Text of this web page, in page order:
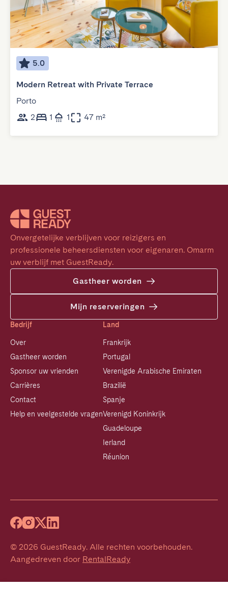
5.0
Modern Retreat with Private Terrace
Porto
2
1 1 47 m²
Onvergetelijke verblijven voor reizigers en
professionele beheersdiensten voor eigenaren. Omarm
uw verblijf met GuestReady.
Gastheer worden
Mijn reserveringen
Bedrijf
Over
Gastheer worden
Sponsor uw vrienden
Carrières
Contact
Help en veelgestelde vragen
Land
Frankrijk
Portugal
Verenigde Arabische Emiraten
Brazilië
Spanje
Verenigd Koninkrijk
Guadeloupe
Ierland
Réunion
© 2026 GuestReady. Alle rechten voorbehouden.
Aangedreven door RentalReady